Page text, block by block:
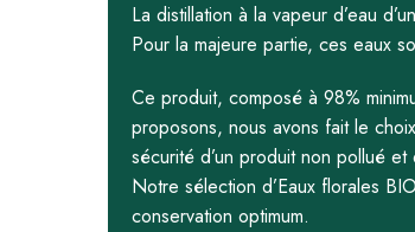
La distillation à la vapeur d’eau
Pour la majeure partie, ces eaux
Ce produit, composé à 98%
proposons, nous avons fait le
sécurité d’un produit non pollué
Notre sélection d’Eaux florales
conservation optimum.